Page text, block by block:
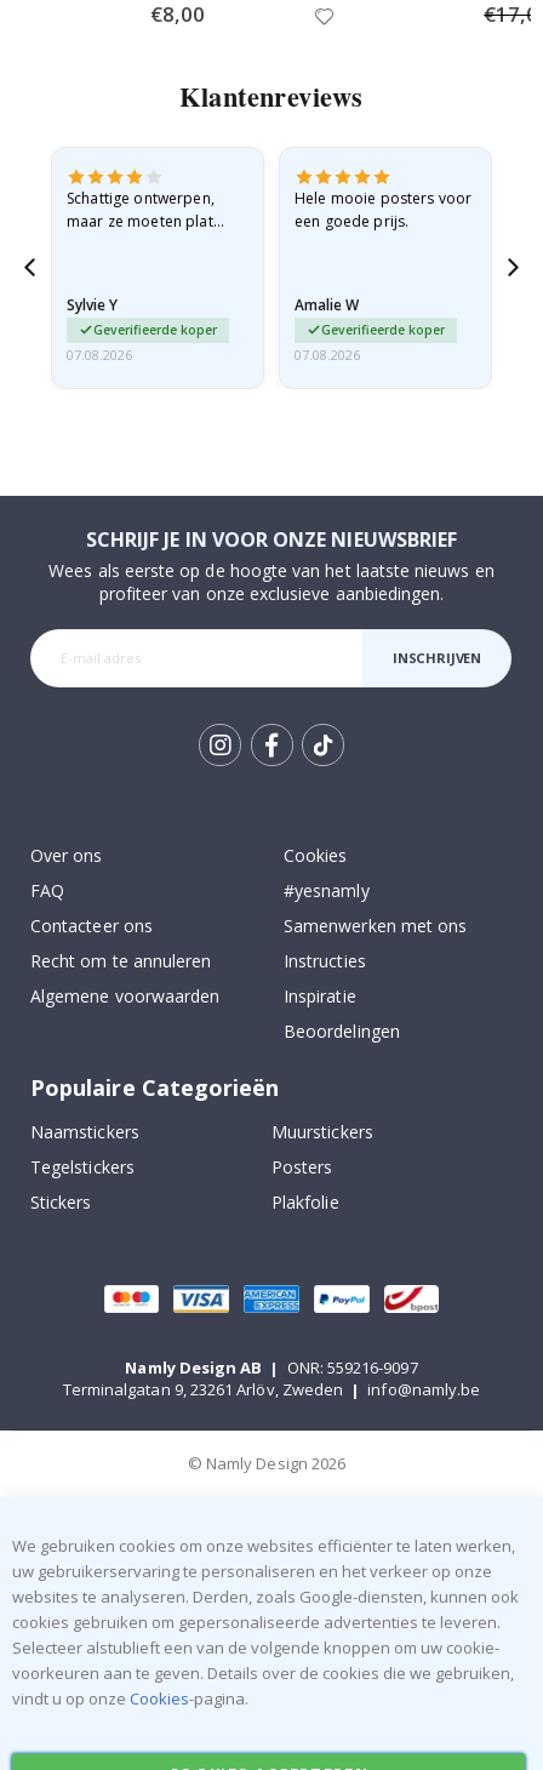
Special
Price
€8,00
Klantenreviews
Schattige ontwerpen,
maar ze moeten plat
beetje…
Sylvie Y
Geverifieerde koper
07.08.2026
Hele mooie posters voor
een goede prijs.
Amalie W
Geverifieerde koper
07.08.2026
SCHRIJF JE IN VOOR ONZE NIEUWSBRIEF
Wees als eerste op de hoogte van het laatste nieuws en
profiteer van onze exclusieve aanbiedingen.
INSCHRIJVEN
Over ons
FAQ
Contacteer ons
Recht om te annuleren
Algemene voorwaarden
Cookies
#yesnamly
Samenwerken met ons
Instructies
Inspiratie
Beoordelingen
Populaire Categorieën
Naamstickers
Muurstickers
Tegelstickers
Posters
Stickers
Plakfolie
Namly Design AB |
ONR: 559216-9097
Terminalgatan 9, 23261 Arlöv, Zweden | info@namly.be
© Namly Design 2026
We gebruiken cookies om onze websites efficiënter te laten werken,
uw gebruikerservaring te personaliseren en het verkeer op onze
websites te analyseren. Derden, zoals Google-diensten, kunnen ook
cookies gebruiken om gepersonaliseerde advertenties te leveren.
Selecteer alstublieft een van de volgende knoppen om uw cookie-
voorkeuren aan te geven. Details over de cookies die we gebruiken,
vindt u op onze Cookies-pagina.